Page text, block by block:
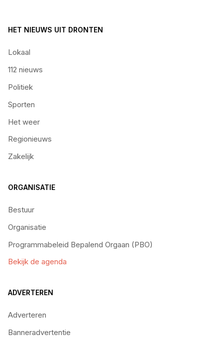
HET NIEUWS UIT DRONTEN
Lokaal
112 nieuws
Politiek
Sporten
Het weer
Regionieuws
Zakelijk
ORGANISATIE
Bestuur
Organisatie
Programmabeleid Bepalend Orgaan (PBO)
Bekijk de agenda
ADVERTEREN
Adverteren
Banneradvertentie